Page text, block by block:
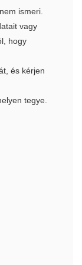
ismeri.
vagy
hogy
és kérjen
tegye.